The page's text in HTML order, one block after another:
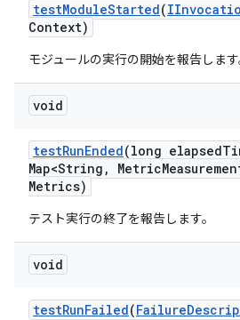
testModuleStarted(
Context)
モジュールの実行の開始を報告します
void
testRunEnded(long elapsed
Map<String , Metric
Metrics)
テスト実行の終了を報告します。
void
testRunFailed(Failure